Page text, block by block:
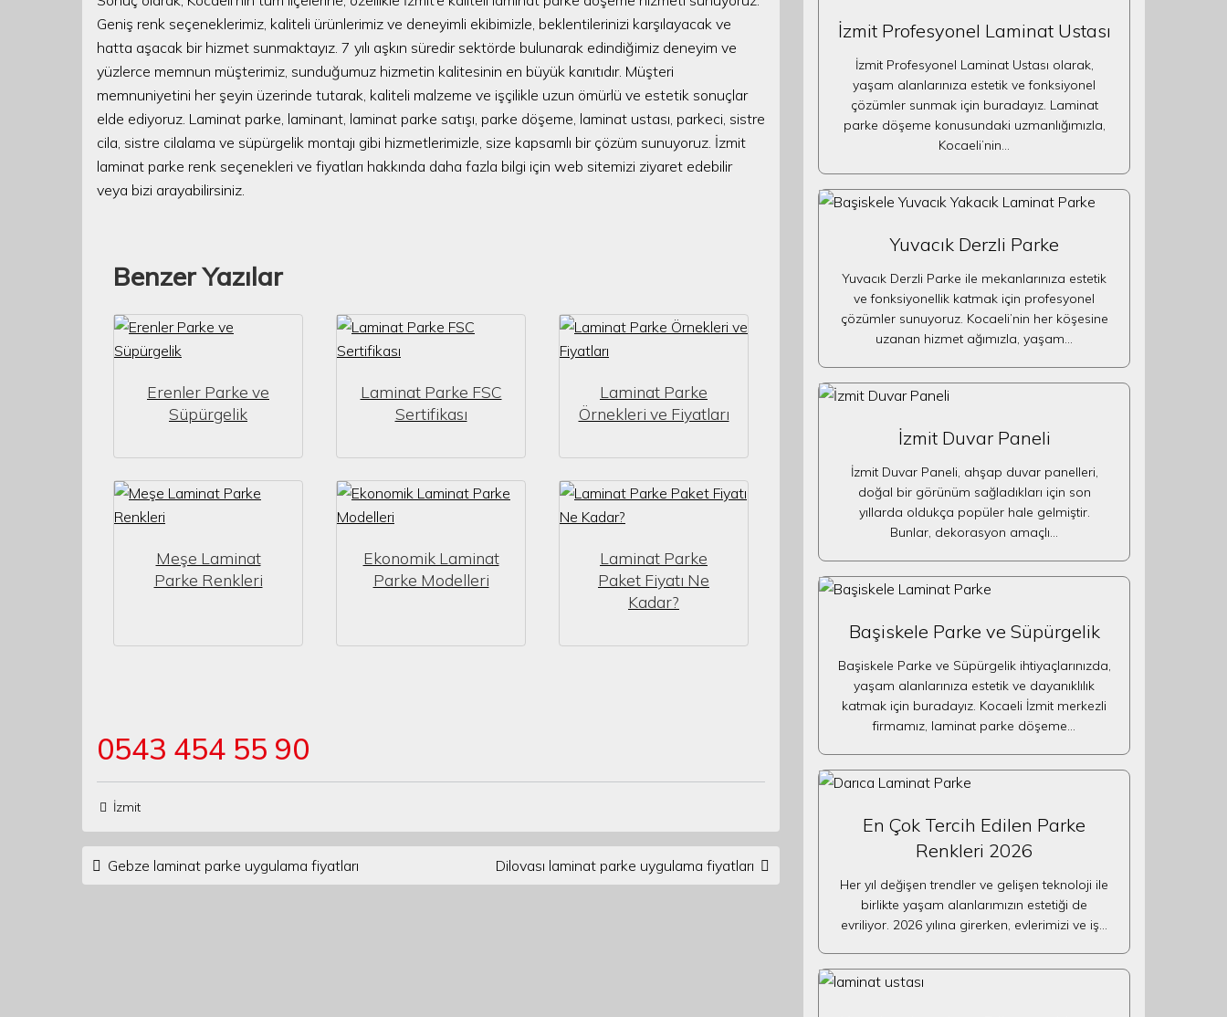
Geniş renk seçeneklerimiz, kaliteli ürünlerimiz ve deneyimli ekibimizle, beklentilerinizi karşılayacak ve
hatta aşacak bir hizmet sunmaktayız. 7 yılı aşkın süredir sektörde bulunarak edindiğimiz deneyim ve
yüzlerce memnun müşterimiz, sunduğumuz hizmetin kalitesinin en büyük kanıtıdır. Müşteri
memnuniyetini her şeyin üzerinde tutarak, kaliteli malzeme ve işçilikle uzun ömürlü ve estetik sonuçlar
elde ediyoruz. Laminat parke, laminant, laminat parke satışı, parke döşeme, laminat ustası, parkeci, sistre
cila, sistre cilalama ve süpürgelik montajı gibi hizmetlerimizle, size kapsamlı bir çözüm sunuyoruz. İzmit
laminat parke renk seçenekleri ve fiyatları hakkında daha fazla bilgi için web sitemizi ziyaret edebilir
veya bizi arayabilirsiniz.
Benzer Yazılar
Erenler Parke ve
Süpürgelik
Laminat Parke FSC
Sertifikası
Laminat Parke
Örnekleri ve Fiyatları
Meşe Laminat
Parke Renkleri
Ekonomik Laminat
Parke Modelleri
Laminat Parke
Paket Fiyatı Ne
Kadar?
0543 454 55 90
İzmit
Post navigation
Gebze laminat parke uygulama fiyatları Dilovası laminat parke uygulama fiyatları
İzmit Profesyonel Laminat Ustası
İzmit Profesyonel Laminat Ustası olarak,
yaşam alanlarınıza estetik ve fonksiyonel
çözümler sunmak için buradayız. Laminat
parke döşeme konusundaki uzmanlığımızla,
Kocaeli’nin…
Yuvacık Derzli Parke
Yuvacık Derzli Parke ile mekanlarınıza estetik
ve fonksiyonellik katmak için profesyonel
çözümler sunuyoruz. Kocaeli’nin her köşesine
uzanan hizmet ağımızla, yaşam…
İzmit Duvar Paneli
İzmit Duvar Paneli, ahşap duvar panelleri,
doğal bir görünüm sağladıkları için son
yıllarda oldukça popüler hale gelmiştir.
Bunlar, dekorasyon amaçlı…
Başiskele Parke ve Süpürgelik
Başiskele Parke ve Süpürgelik ihtiyaçlarınızda,
yaşam alanlarınıza estetik ve dayanıklılık
katmak için buradayız. Kocaeli İzmit merkezli
firmamız, laminat parke döşeme…
En Çok Tercih Edilen Parke
Renkleri 2026
Her yıl değişen trendler ve gelişen teknoloji ile
birlikte yaşam alanlarımızın estetiği de
evriliyor. 2026 yılına girerken, evlerimizi ve iş…